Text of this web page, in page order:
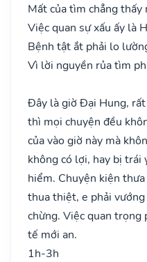
Mất của tìm chẳng thấy
Việc quan sự xấu ấy là
Bệnh tật ắt phải lo
Vì lời nguyền rủa tìm
Đây là giờ Đại Hung,
thì mọi chuyện đều
của vào giờ này mà
không có lợi, hay bị trái
hiểm. Chuyện kiện
thua thiệt, e phải
chừng. Việc quan trọng
tế mới an.
1h-3h